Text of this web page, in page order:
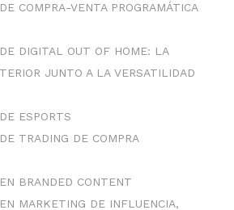
COMPRA-VENTA PROGRAMÁTICA
DIGITAL OUT OF HOME: LA
JUNTO A LA VERSATILIDAD
ESPORTS
TRADING DE COMPRA
BRANDED CONTENT
MARKETING DE INFLUENCIA,